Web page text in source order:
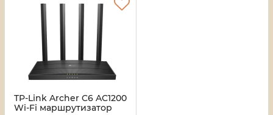
TP-Link Archer C6 AC1200
Wi-Fi маршрутизатор